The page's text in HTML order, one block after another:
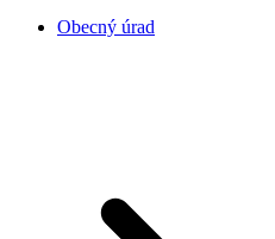
Obecný úrad